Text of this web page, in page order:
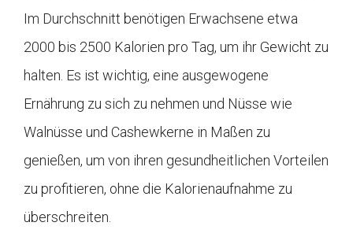
Im Durchschnitt benötigen Erwachsene etwa
2000 bis 2500 Kalorien pro Tag, um ihr Gewicht zu
halten. Es ist wichtig, eine ausgewogene
Ernährung zu sich zu nehmen und Nüsse wie
Walnüsse und Cashewkerne in Maßen zu
genießen, um von ihren gesundheitlichen Vorteilen
zu profitieren, ohne die Kalorienaufnahme zu
überschreiten.